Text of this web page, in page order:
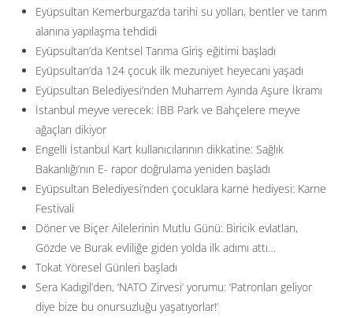
Eyüpsultan Kemerburgaz’da tarihi su yolları, bentler ve tarım
alanına yapılaşma tehdidi
Eyüpsultan’da Kentsel Tarıma Giriş eğitimi başladı
Eyüpsultan’da 124 çocuk ilk mezuniyet heyecanı yaşadı
Eyüpsultan Belediyesi’nden Muharrem Ayında Aşure İkramı
İstanbul meyve verecek: İBB Park ve Bahçelere meyve
ağaçları dikiyor
Engelli İstanbul Kart kullanıcılarının dikkatine: Sağlık
Bakanlığı’nın E- rapor doğrulama yeniden başladı
Eyüpsultan Belediyesi’nden çocuklara karne hediyesi: Karne
Festivali
Döner ve Biçer Ailelerinin Mutlu Günü: Biricik evlatları,
Gözde ve Burak evliliğe giden yolda ilk adımı attı…
Tokat Yöresel Günleri başladı
Sera Kadıgil’den, ‘NATO Zirvesi’ yorumu: ‘Patronları geliyor
diye bize bu onursuzluğu yaşatıyorlar!’